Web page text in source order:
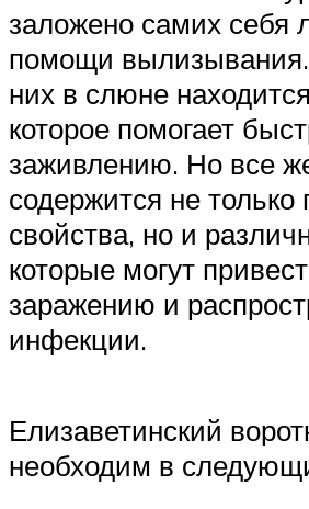
заложено самих себя
помощи вылизывания.
них в слюне
которое помогает
заживлению. Но все
содержится не только
свойства, но и
которые могут
заражению и
инфекции.
Елизаветинский
необходим в